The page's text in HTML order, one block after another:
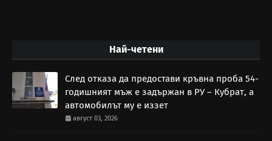
Най-четени
След отказа да предостави кръвна проба 54-
годишният мъж е задържан в РУ – Кубрат, а
автомобилът му е иззет
август 03, 2026